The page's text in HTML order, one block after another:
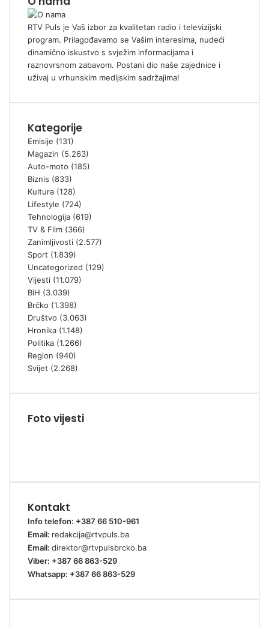
RTV Puls je Vaš izbor za kvalitetan radio i televizijski
program. Prilagođavamo se Vašim interesima, nudeći
dinamično iskustvo s svježim informacijama i
raznovrsnom zabavom. Postani dio naše zajednice i
uživaj u vrhunskim medijskim sadržajima!
Kategorije
Emisije (131)
Magazin (5.263)
Auto-moto (185)
Biznis (833)
Kultura (128)
Lifestyle (724)
Tehnologija (619)
TV & Film (366)
Zanimljivosti (2.577)
Sport (1.839)
Uncategorized (129)
Vijesti (11.079)
BiH (3.039)
Brčko (1.398)
Društvo (3.063)
Hronika (1.148)
Politika (1.266)
Region (940)
Svijet (2.268)
Foto vijesti
Kontakt
Info telefon: +387 66 510-961
Email: redakcija@rtvpuls.ba
Email: direktor@rtvpulsbrcko.ba
Viber: +387 66 863-529
Whatsapp: +387 66 863-529